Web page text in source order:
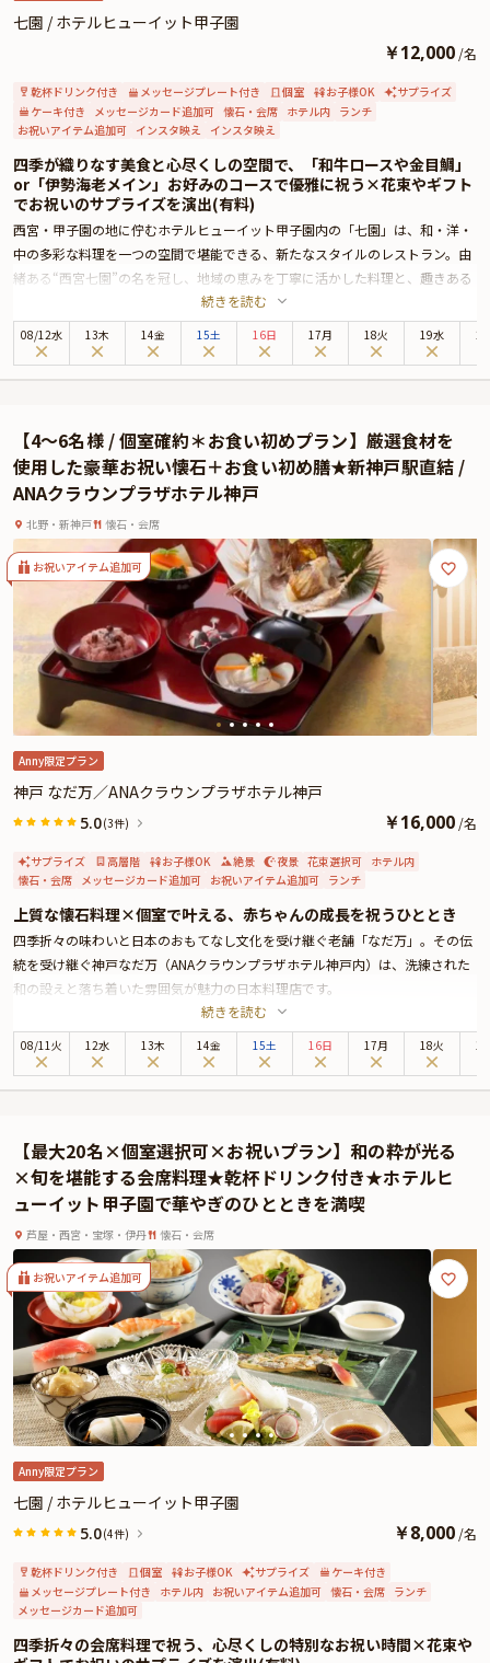
また、追加料金にて、「メッセージ付きプレート」または「生デコレーション
ケーキ」をご用意いたします。ご希望がございましたら、追加オプションの
「メッセージ付きプレート」または、「生デコレーションケーキ」をご追加く
ださい。
さらに本プランでは、有料オプションでゲストへのサプライズにぴったりな花
束・ギフト・カスタマイズ可能なメッセージカードなどを付けられます。メッ
セージカードは着席時に、花束やギフトはデザートタイムにご予約主様にお渡
しいたしますので、サプライズにお役立てください。詳しくは、本ページ中段
の「お祝いアイテム」の欄でお選び頂けます。
七園 / ホテルヒューイット甲子園
￥12,000 /名
乾杯ドリンク付き メッセージプレート付き 個室 お子様OK
サプライズ
ケーキ付き
メッセージカード追加可 懐石・会席 ホテル内 ランチ
お祝いアイテム追加可 インスタ映え インスタ映え
四季が織りなす美食と心尽くしの空間で、「和牛ロースや金目鯛」
or「伊勢海老メイン」お好みのコースで優雅に祝う×花束やギフト
でお祝いのサプライズを演出(有料)
西宮・甲子園の地に佇むホテルヒューイット甲子園内の「七園」は、和・洋・
中の多彩な料理を一つの空間で堪能できる、新たなスタイルのレストラン。由
緒ある“西宮七園”の名を冠し、地域の恵みを丁寧に活かした料理と、趣きある
しつらえが魅力です。中でも、旬の食材を贅沢に使った会席コースは、記念日
や誕生日といった特別な日にふさわしい華やかさを放ちます。
今回ご紹介するのは、1日10食限定の「藤」コースと、伊勢海老や牛ロースが
るで芸術作品のよう。芳しい香りとともに味わえば、記念日をさらに心に残る
ものにしてくれることでしょう。
お席は、ゆったりと過ごせるテーブル席または個室をご用意。大切な方と穏や
かに語らうひとときを演出します。乾杯ドリンクのサービスもあり、祝福の気
持ちを優雅に表現できるのも嬉しいポイントです。
料理と空間、そしておもてなしが紡ぐ特別な一日を、「七園」でぜひご体験く
ださい。いつまでも心に残る記念日をお過ごしください。
また、追加料金にて、「メッセージ付きプレート」または「生デコレーション
ケーキ」をご用意いたします。ご希望がございましたら、追加オプションの
「メッセージ付きプレート」または、「生デコレーションケーキ」をご追加く
ださい。
さらに本プランでは、有料オプションでアニバーサリーにぴったりな花束・ギ
フト・カスタマイズ可能なメッセージカードなどを付けられます。メッセージ
カードは着席時に、花束やギフトはデザートタイムにご予約主様にお渡しいた
しますので、サプライズにお役立てください。詳しくは、本ページ中段の「お
続きを読む
08/12水 13木 14金 15土 16日 17月 18火 19水
【4〜6名様 / 個室確約＊お食い初めプラン】厳選食材を
使用した豪華お祝い懐石＋お食い初め膳★新神戸駅直結 /
ANAクラウンプラザホテル神戸
北野・新神戸 懐石・会席
お祝いアイテム追加可
Anny限定プラン
神戸 なだ万／ANAクラウンプラザホテル神戸
5.0(3件) ￥16,000 /名
サプライズ 高層階 お子様OK 絶景 夜景 花束選択可 ホテル内
懐石・会席 メッセージカード追加可 お祝いアイテム追加可 ランチ
上質な懐石料理×個室で叶える、赤ちゃんの成長を祝うひととき
四季折々の味わいと日本のおもてなし文化を受け継ぐ老舗「なだ万」。その伝
統を受け継ぐ神戸なだ万（ANAクラウンプラザホテル神戸内）は、洗練された
和の設えと落ち着いた雰囲気が魅力の日本料理店です。
お席は、上質で落ち着きのある個室をご用意しており、ご家族だけでゆっくり
と過ごしたい「お食い初め」のご利用にも最適。赤ちゃんのペースに合わせて
安心してお祝いしていただけます。
にとって心温まるひとときとなります。
また、有料オプションで花束・ギフト・カスタマイズ可能なメッセージカード
も承っております。メッセージカードは着席時に、花束やギフトはコース終盤
にお渡しできますので、お子さまの門出を祝う特別な演出にもおすすめです。
詳しくは本ページ中段の「お祝いアイテム」の欄をご覧ください。
赤ちゃんの健やかな成長を願う大切な儀式を、日常を離れた上質な空間でご家
族みなさま揃って心ゆくまでお楽しみください。
続きを読む
08/11火 12水 13木 14金 15土 16日 17月 18火
【最大20名×個室選択可×お祝いプラン】和の粋が光る
×旬を堪能する会席料理★乾杯ドリンク付き★ホテルヒ
ューイット甲子園で華やぎのひとときを満喫
芦屋・西宮・宝塚・伊丹 懐石・会席
お祝いアイテム追加可
Anny限定プラン
七園 / ホテルヒューイット甲子園
5.0(4件) ￥8,000 /名
乾杯ドリンク付き 個室 お子様OK サプライズ
ケーキ付き
メッセージプレート付き
ホテル内 お祝いアイテム追加可 懐石・会席 ランチ
メッセージカード追加可
四季折々の会席料理で祝う、心尽くしの特別なお祝い時間×花束や